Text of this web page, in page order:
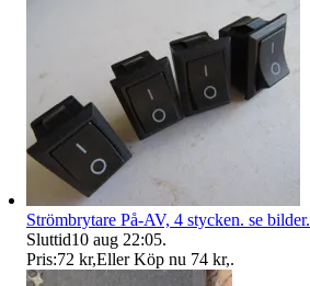
Strömbrytare På-AV, 4 stycken. se bilder.
Sluttid10 aug 22:05.
Pris:72 kr,Eller Köp nu 74 kr,.